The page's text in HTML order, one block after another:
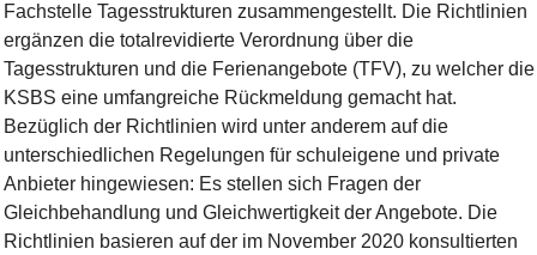
Fachstelle Tagesstrukturen zusammengestellt. Die Richtlinien
ergänzen die totalrevidierte Verordnung über die
Tagesstrukturen und die Ferienangebote (TFV), zu welcher die
KSBS eine umfangreiche Rückmeldung gemacht hat.
Bezüglich der Richtlinien wird unter anderem auf die
unterschiedlichen Regelungen für schuleigene und private
Anbieter hingewiesen: Es stellen sich Fragen der
Gleichbehandlung und Gleichwertigkeit der Angebote. Die
Richtlinien basieren auf der im November 2020 konsultierten